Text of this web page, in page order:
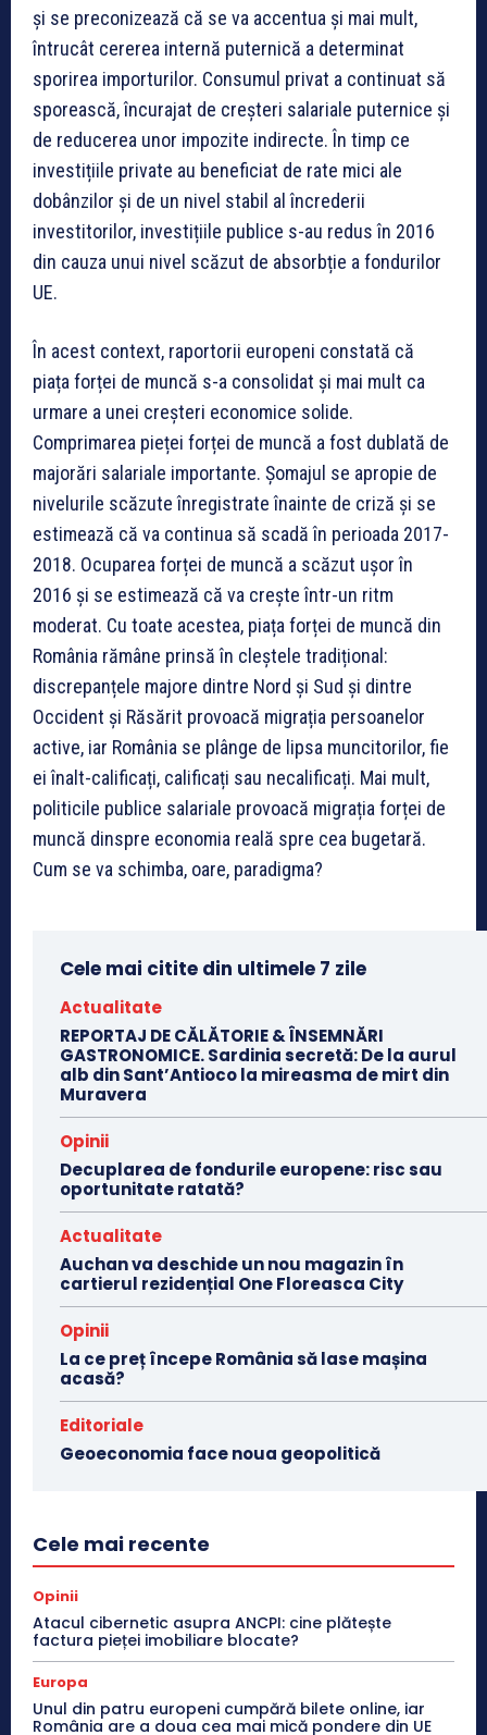
și se preconizează că se va accentua și mai mult,
întrucât cererea internă puternică a determinat
sporirea importurilor. Consumul privat a continuat să
sporească, încurajat de creșteri salariale puternice și
de reducerea unor impozite indirecte. În timp ce
investițiile private au beneficiat de rate mici ale
dobânzilor și de un nivel stabil al încrederii
investitorilor, investițiile publice s-au redus în 2016
din cauza unui nivel scăzut de absorbție a fondurilor
UE.
În acest context, raportorii europeni constată că
piața forței de muncă s-a consolidat și mai mult ca
urmare a unei creșteri economice solide.
Comprimarea pieței forței de muncă a fost dublată de
majorări salariale importante. Șomajul se apropie de
nivelurile scăzute înregistrate înainte de criză și se
estimează că va continua să scadă în perioada 2017-
2018. Ocuparea forței de muncă a scăzut ușor în
2016 și se estimează că va crește într-un ritm
moderat. Cu toate acestea, piața forței de muncă din
România rămâne prinsă în cleștele tradițional:
discrepanțele majore dintre Nord și Sud și dintre
Occident și Răsărit provoacă migrația persoanelor
active, iar România se plânge de lipsa muncitorilor, fie
ei înalt-calificați, calificați sau necalificați. Mai mult,
politicile publice salariale provoacă migrația forței de
muncă dinspre economia reală spre cea bugetară.
Cum se va schimba, oare, paradigma?
Cele mai citite din ultimele 7 zile
Actualitate
REPORTAJ DE CĂLĂTORIE & ÎNSEMNĂRI
GASTRONOMICE. Sardinia secretă: De la aurul
alb din Sant’Antioco la mireasma de mirt din
Muravera
Opinii
Decuplarea de fondurile europene: risc sau
oportunitate ratată?
Actualitate
Auchan va deschide un nou magazin în
cartierul rezidențial One Floreasca City
Opinii
La ce preț începe România să lase mașina
acasă?
Editoriale
Geoeconomia face noua geopolitică
Cele mai recente
Opinii
Atacul cibernetic asupra ANCPI: cine plătește
factura pieței imobiliare blocate?
Europa
Unul din patru europeni cumpără bilete online, iar
România are a doua cea mai mică pondere din UE